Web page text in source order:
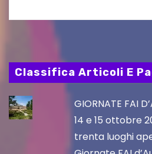
Classifica Articoli E
GIORNATE FAI
14 e 15 ottobre
trenta luoghi